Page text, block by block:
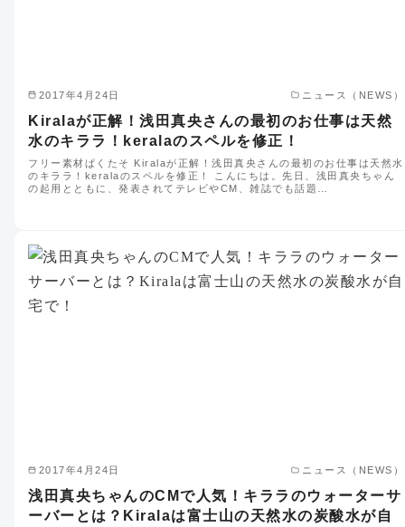
2017年4月24日 ニュース（NEWS）
Kiralaが正解！浅田真央さんの最初のお仕事は天然
水のキララ！keralaのスペルを修正！
フリー素材ぱくたそ Kiralaが正解！浅田真央さんの最初のお仕事は天然水
のキララ！keralaのスペルを修正！ こんにちは。先日、浅田真央ちゃん
の起用とともに、発表されてテレビやCM、雑誌でも話題…
2017年4月24日 ニュース（NEWS）
浅田真央ちゃんのCMで人気！キララのウォーターサ
ーバーとは？Kiralaは富士山の天然水の炭酸水が自